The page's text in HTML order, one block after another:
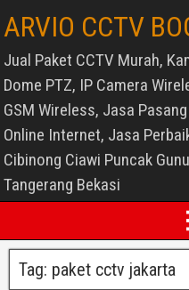
ARVIO CCTV
Jual Paket CCTV Murah,
Dome PTZ, IP Camera
GSM Wireless, Jasa
Online Internet, Jasa
Cibinong Ciawi Puncak
Tangerang Bekasi
Tag: paket cctv jakarta